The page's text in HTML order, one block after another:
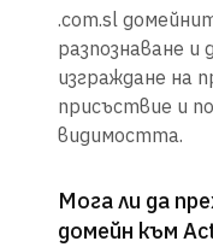
.com.sl
разпознаване и
изграждане на
присъствие и
видимостта.
Мога ли да
домейн към